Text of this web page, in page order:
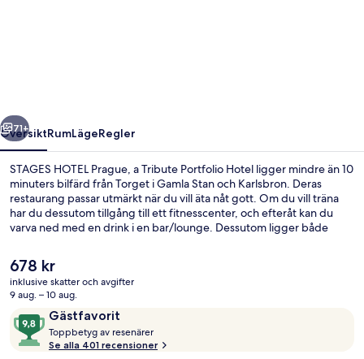
Hotel
Nästa
71+
ÖversiktRumLägeRegler
STAGES HOTEL Prague, a Tribute Portfolio Hotel ligger mindre än 10
minuters bilfärd från Torget i Gamla Stan och Karlsbron. Deras
restaurang passar utmärkt när du vill äta nåt gott. Om du vill träna
har du dessutom tillgång till ett fitnesscenter, och efteråt kan du
varva ned med en drink i en bar/lounge. Dessutom ligger både
resenärer talar mycket väl om den hjälpsamma personalen. Boendet
ligger bara en kort promenad från kollektivtrafik. Till Multiaréna
Praha hållplats tar det 4 minuter att gå och till Ceskomoravska
Station är det 8 minuter.
Det
nuvarande
priset
678 kr
678 kr
inklusive skatter och avgifter
9 aug. – 10 aug.
RecensionerGästfavorit
9,8
av
10,
Toppbetyg av resenärer
o
Se alla 401 recensioner